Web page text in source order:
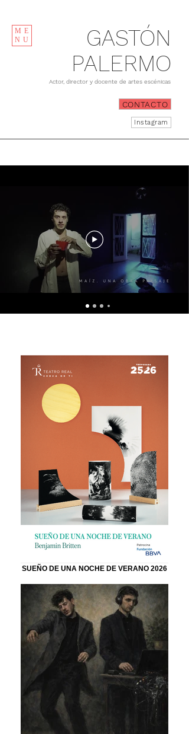
ME
NU
GASTÓN
PALERMO
Actor, director y docente de artes escénicas
Instagram
CONTACTO
SUEÑO DE UNA NOCHE DE VERANO 2026